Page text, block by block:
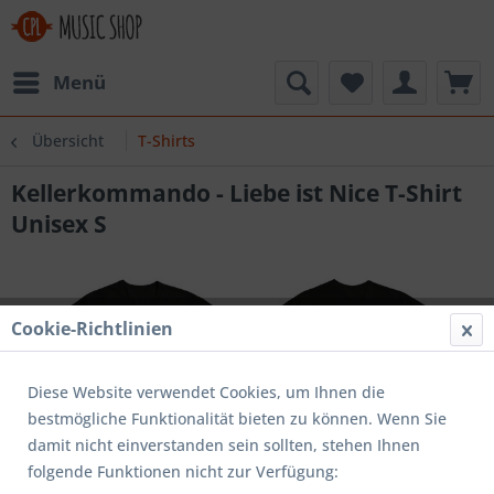
Menü
Übersicht T-Shirts
Kellerkommando - Liebe ist Nice T-Shirt
Unisex S
Cookie-Richtlinien
Diese Website verwendet Cookies, um Ihnen die
bestmögliche Funktionalität bieten zu können. Wenn Sie
damit nicht einverstanden sein sollten, stehen Ihnen
folgende Funktionen nicht zur Verfügung: